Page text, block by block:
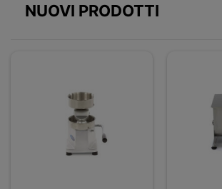
NUOVI PRODOTTI